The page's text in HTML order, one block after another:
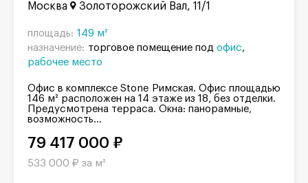
Москва Золоторожский Вал, 11/1
площадь: 149 м²
назначение: торговое помещение под офис
рабочее место
Офис в комплексе Stone Римская. Офис площадью
146 м² расположен на 14 этаже из 18, без отделки.
Предусмотрена терраса. Окна: панорамные,
возможность...
79 417 000 ₽
533 000 ₽ за м²